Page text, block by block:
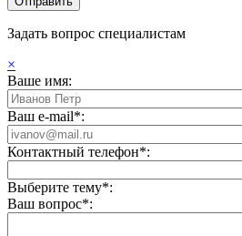
Задать вопрос специалистам
×
Ваше имя:
Ваш e-mail*:
Контактный телефон*:
Выберите тему*:
Ваш вопрос*: